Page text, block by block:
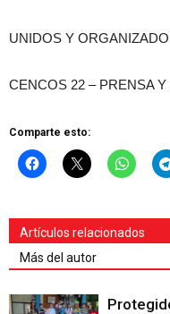
UNIDOS Y
CENCOS 22 – PRENSA
Comparte esto:
Artículos relacionados
Más del autor